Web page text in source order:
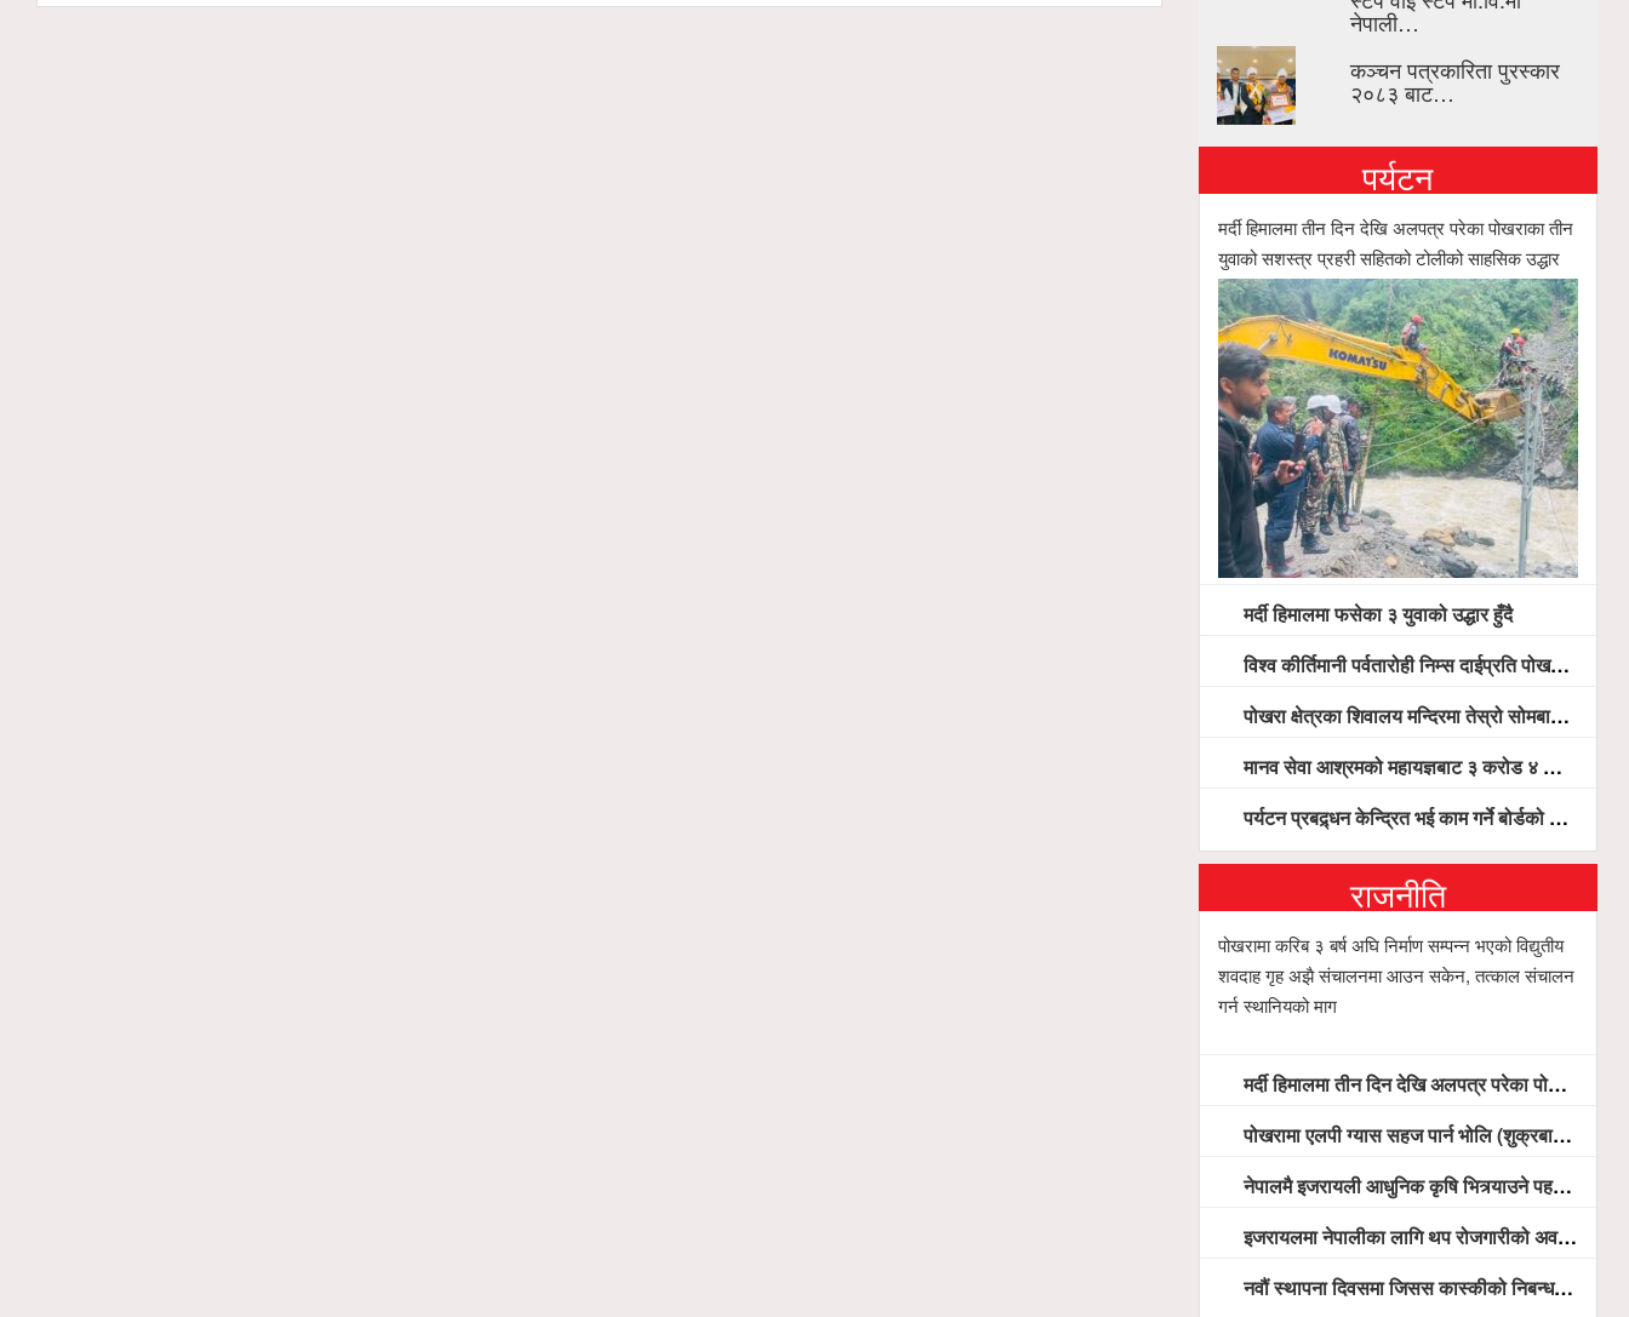
नेपाली…
कञ्चन पत्रकारिता पुरस्कार
२०८३ बाट…
पर्यटन
मर्दी हिमालमा तीन दिन देखि अलपत्र परेका पोखराका तीन
युवाको सशस्त्र प्रहरी सहितको टोलीको साहसिक उद्धार
मर्दी हिमालमा फसेका ३ युवाको उद्धार हुँदै
विश्व कीर्तिमानी पर्वतारोही निम्स दाईप्रति पोखरामा श्रद्धाञ्जली, दीप प्रज्वलन गर्दै योगदानको प्रशंसा (भिडियो सहित)
पोखरा क्षेत्रका शिवालय मन्दिरमा तेस्रो सोमबार भक्तजनको बिहानैदेखि घुइँचो
मानव सेवा आश्रमको महायज्ञबाट ३ करोड ४ लाख ५९ हजार बचत, १ करोड ४४ लाख उठ्न बाँकी, विना संचार माध्यम तर प्रचार प्रसारमै भयो १९ लाख खर्च !
पर्यटन प्रबद्र्धन केन्द्रित भई काम गर्ने बोर्डको योजना छः सदस्य पोखरेल, चलिय पोखरालाई थप प्रभावकारी बनाउन होटल संघको माग
राजनीति
पोखरामा करिब ३ बर्ष अघि निर्माण सम्पन्न भएको विद्युतीय
शवदाह गृह अझै संचालनमा आउन सकेन, तत्काल संचालन
गर्न स्थानियको माग
मर्दी हिमालमा तीन दिन देखि अलपत्र परेका पोखराका तीन युवाको सशस्त्र प्रहरी सहितको टोलीको साहसिक उद्धार
पोखरामा एलपी ग्यास सहज पार्न भोलि (शुक्रबार) देखि खुद्रा पसलबाटै बिक्रि वितरण हुने, स्टोर नगर्न आग्रह
नेपालमै इजरायली आधुनिक कृषि भित्र्याउने पहल ः पोखराका मेयर धनराज आचार्य र इजरायली राजदूतबीच सहकार्य विस्तारको संकेत
इजरायलमा नेपालीका लागि थप रोजगारीको अवसर विस्तार गरिने ः राजदूत बास
नवौं स्थापना दिवसमा जिसस कास्कीको निबन्ध प्रतियोगिता